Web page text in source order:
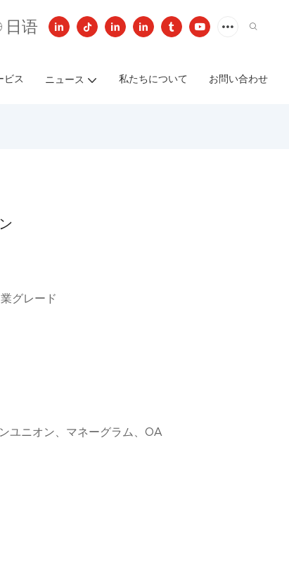
日语
ビス ニュース 私たちについて お問い合わせ
グレード
ユニオン、マネーグラム、OA